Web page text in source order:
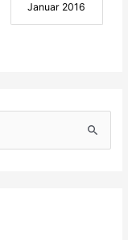
Januar 2016